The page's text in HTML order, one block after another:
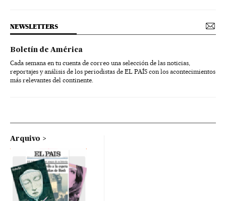
NEWSLETTERS
Boletín de América
Cada semana en tu cuenta de correo una selección de las noticias,
reportajes y análisis de los periodistas de EL PAÍS con los acontecimientos
más relevantes del continente.
Arquivo